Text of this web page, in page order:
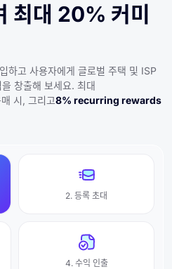
최대 20% 커미
하고 사용자에게 글로벌 주택 및 ISP
창출해 보세요. 최대
시, 그리고8% recurring rewards
2. 등록 초대
4. 수익 인출